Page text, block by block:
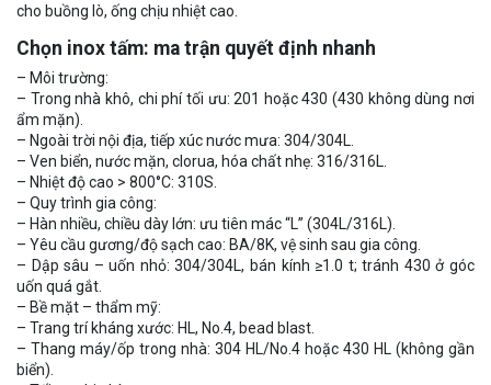
cho buồng lò, ống chịu nhiệt cao.
Chọn inox tấm: ma trận quyết định nhanh
– Môi trường:
– Trong nhà khô, chi phí tối ưu: 201 hoặc 430 (430 không dùng nơi
ẩm mặn).
– Ngoài trời nội địa, tiếp xúc nước mưa: 304/304L.
– Ven biển, nước mặn, clorua, hóa chất nhẹ: 316/316L.
– Nhiệt độ cao > 800°C: 310S.
– Quy trình gia công:
– Hàn nhiều, chiều dày lớn: ưu tiên mác “L” (304L/316L).
– Yêu cầu gương/độ sạch cao: BA/8K, vệ sinh sau gia công.
– Dập sâu – uốn nhỏ: 304/304L, bán kính ≥1.0 t; tránh 430 ở góc
uốn quá gắt.
– Bề mặt – thẩm mỹ:
– Trang trí kháng xước: HL, No.4, bead blast.
– Thang máy/ốp trong nhà: 304 HL/No.4 hoặc 430 HL (không gần
biển).